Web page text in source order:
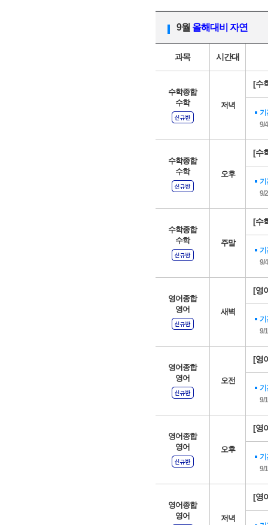
9월 올해대비 자연
과목 시간대
수학종합
수학
저녁
[수
기
9/
수학종합
수학
오후
[수
기
9/
수학종합
수학
주말
[수
기
9/
영어종합
영어
새벽
[영
기
9/
영어종합
영어
오전
[영
기
9/
영어종합
영어
오후
[영
기
9/
영어종합
영어
저녁
[영